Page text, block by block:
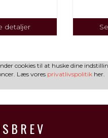
detaljer
cookies til at huske dine
Læs vores privatlivspolitik her.